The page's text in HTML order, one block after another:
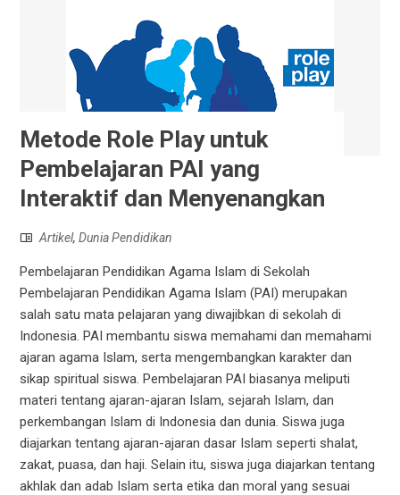
Metode Role Play untuk
Pembelajaran PAI yang
Interaktif dan Menyenangkan
Artikel,Dunia Pendidikan
Pembelajaran Pendidikan Agama Islam di Sekolah
Pembelajaran Pendidikan Agama Islam (PAI) merupakan
salah satu mata pelajaran yang diwajibkan di sekolah di
Indonesia. PAI membantu siswa memahami dan memahami
ajaran agama Islam, serta mengembangkan karakter dan
sikap spiritual siswa. Pembelajaran PAI biasanya meliputi
materi tentang ajaran-ajaran Islam, sejarah Islam, dan
perkembangan Islam di Indonesia dan dunia. Siswa juga
diajarkan tentang ajaran-ajaran dasar Islam seperti shalat,
zakat, puasa, dan haji. Selain itu, siswa juga diajarkan tentang
akhlak dan adab Islam serta etika dan moral yang sesuai